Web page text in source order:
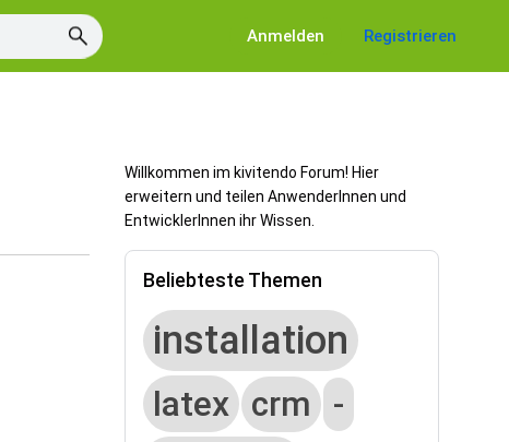
Anmelden Registrieren
Willkommen im kivitendo Forum! Hier
erweitern und teilen AnwenderInnen und
EntwicklerInnen ihr Wissen.
Beliebteste Themen
installation
latex crm
-